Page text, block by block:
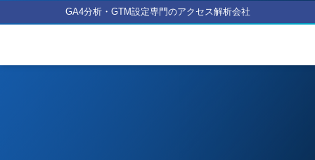
GA4分析・GTM設定専門のアクセス解析会社